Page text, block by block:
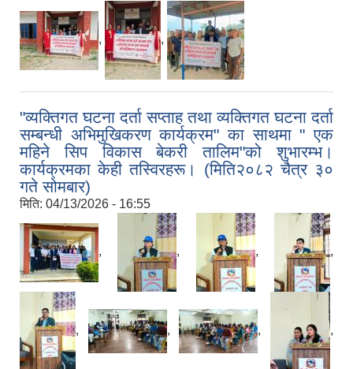
, ,
"व्यक्तिगत घटना दर्ता सप्ताह तथा व्यक्तिगत घटना दर्ता
सम्बन्धी अभिमुखिकरण कार्यक्रम" का साथमा " एक
महिने सिप विकास बेकरी तालिम"को शुभारम्भ।
कार्यक्रमका केही तस्विरहरू। (मिति२०८२ चैत्र ३०
गते सोमबार)
मिति: 04/13/2026 - 16:55
, , , ,
, , , ,